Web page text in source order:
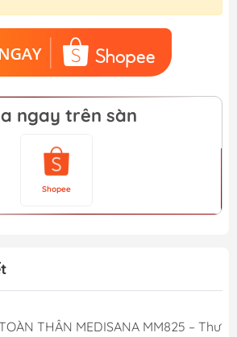
ngay trên sàn
Shopee
THÂN MEDISANA MM825 – Thư